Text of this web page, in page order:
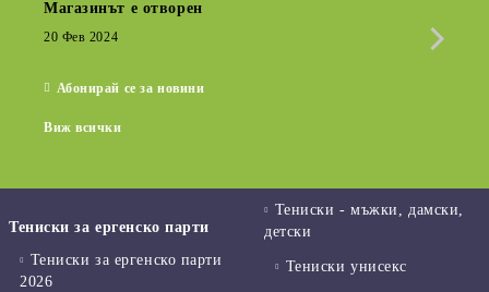
Магазинът е отворен
20 Фев 2024
Абонирай се за новини
Виж всички
Тениски за ергенско парти
Тениски за ергенско парти
2026
Тениски - мъжки, дамски,
детски
Тениски унисекс